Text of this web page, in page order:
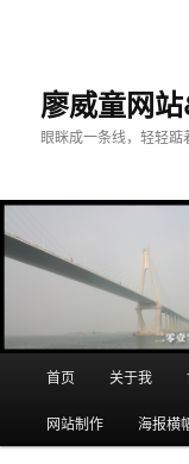
廖威童网
眼眯成一条线，轻轻
跳
至
首页 关于我
网站制作 海报横